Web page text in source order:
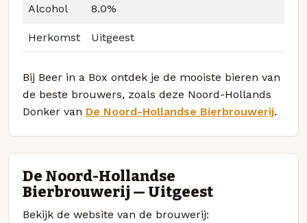
Alcohol 8.0%
Herkomst Uitgeest
Bij Beer in a Box ontdek je de mooiste bieren van
de beste brouwers, zoals deze Noord-Hollands
Donker van De Noord-Hollandse Bierbrouwerij.
De Noord-Hollandse
Bierbrouwerij — Uitgeest
Bekijk de website van de brouwerij: